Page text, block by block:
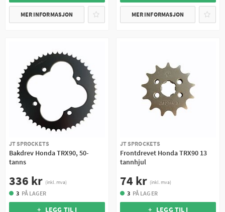
MER INFORMASJON MER INFORMASJON
JT SPROCKETS
Bakdrev Honda TRX90, 50-
tanns
336 kr (inkl. mva)
3 PÅ LAGER
+ LEGG TIL I
JT SPROCKETS
Frontdrevet Honda TRX90 13
tannhjul
74 kr (inkl. mva)
3 PÅ LAGER
+ LEGG TIL I